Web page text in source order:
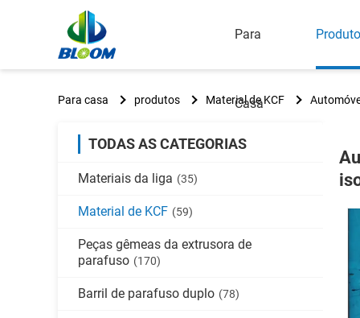
Para
Casa
Para casa produtos Material de KCF
TODAS AS CATEGORIAS
Materiais da liga (35)
Material de KCF (59)
Peças gêmeas da extrusora de
parafuso (170)
Barril de parafuso duplo (78)